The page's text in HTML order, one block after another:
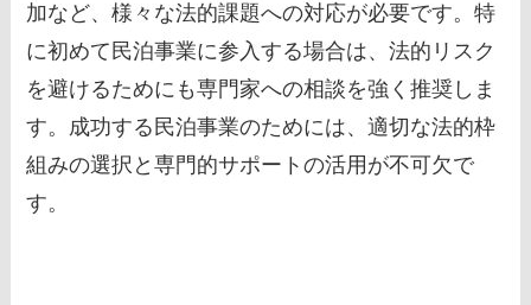
加など、様々な法的課題への対応が必要です。特
に初めて民泊事業に参入する場合は、法的リスク
を避けるためにも専門家への相談を強く推奨しま
す。成功する民泊事業のためには、適切な法的枠
組みの選択と専門的サポートの活用が不可欠で
す。